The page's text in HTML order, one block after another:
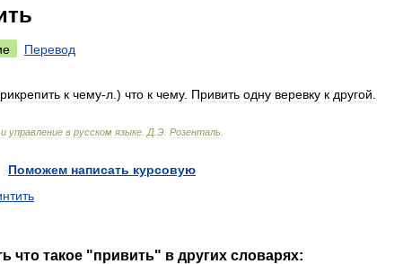
Перевод
к чему-л .) что к чему. Привить одну веревку к другой
и управление в русском языке Д Э Розенталь
Поможем написать курсовую
что такое "привить" в других словарях: